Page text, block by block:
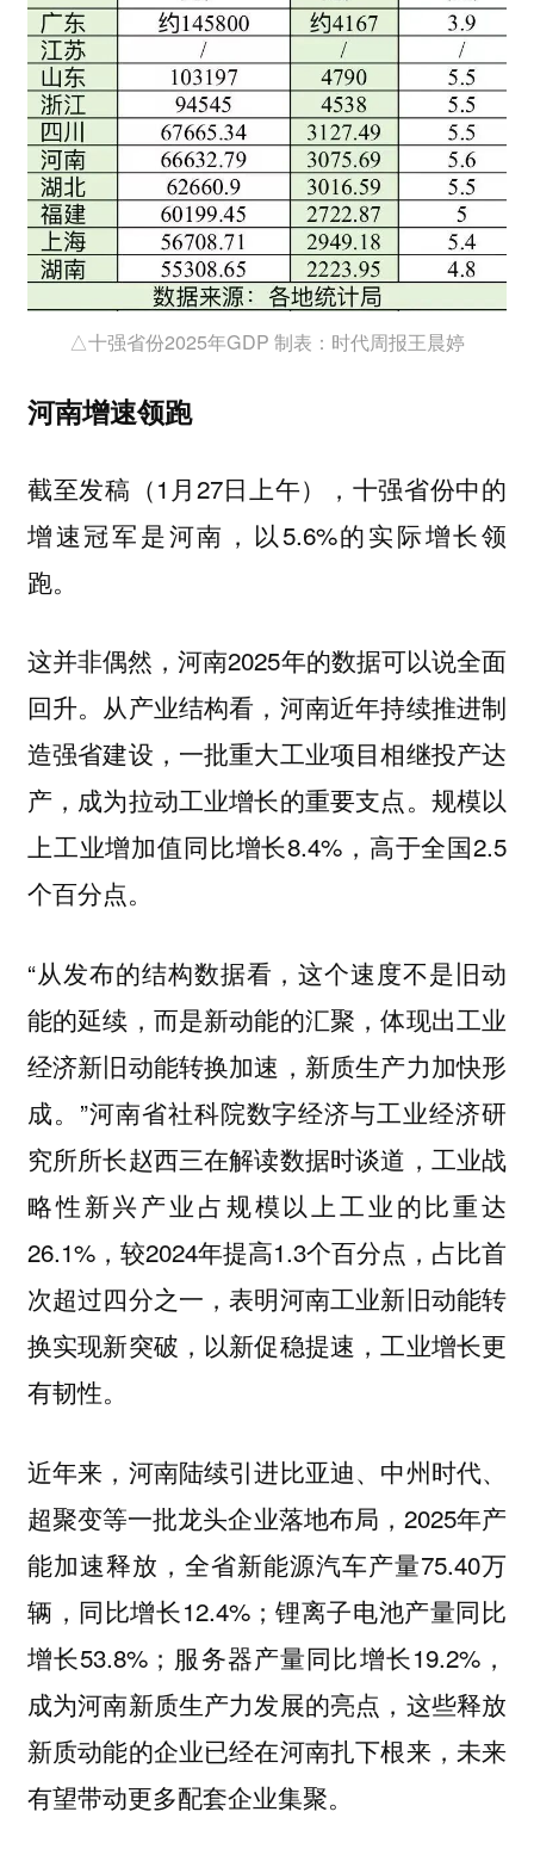
△十强省份2025年GDP 制表：时代周报王晨婷
河南增速领跑
截至发稿（1月27日上午），十强省份中的
增速冠军是河南，以5.6%的实际增长领
跑。
这并非偶然，河南2025年的数据可以说全面
回升。从产业结构看，河南近年持续推进制
造强省建设，一批重大工业项目相继投产达
产，成为拉动工业增长的重要支点。规模以
上工业增加值同比增长8.4%，高于全国2.5
个百分点。
“从发布的结构数据看，这个速度不是旧动
能的延续，而是新动能的汇聚，体现出工业
经济新旧动能转换加速，新质生产力加快形
成。”河南省社科院数字经济与工业经济研
究所所长赵西三在解读数据时谈道，工业战
略性新兴产业占规模以上工业的比重达
26.1%，较2024年提高1.3个百分点，占比首
次超过四分之一，表明河南工业新旧动能转
换实现新突破，以新促稳提速，工业增长更
有韧性。
近年来，河南陆续引进比亚迪、中州时代、
超聚变等一批龙头企业落地布局，2025年产
能加速释放，全省新能源汽车产量75.40万
辆，同比增长12.4%；锂离子电池产量同比
增长53.8%；服务器产量同比增长19.2%，
成为河南新质生产力发展的亮点，这些释放
新质动能的企业已经在河南扎下根来，未来
有望带动更多配套企业集聚。